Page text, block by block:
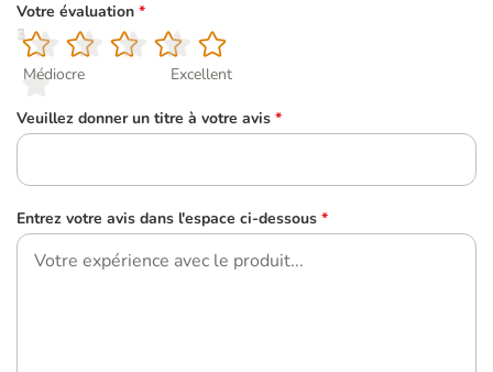
Votre évaluation *
1
Médiocre
2
3
4
5
Excellent
Veuillez donner un titre à votre avis *
Entrez votre avis dans l'espace ci-dessous *